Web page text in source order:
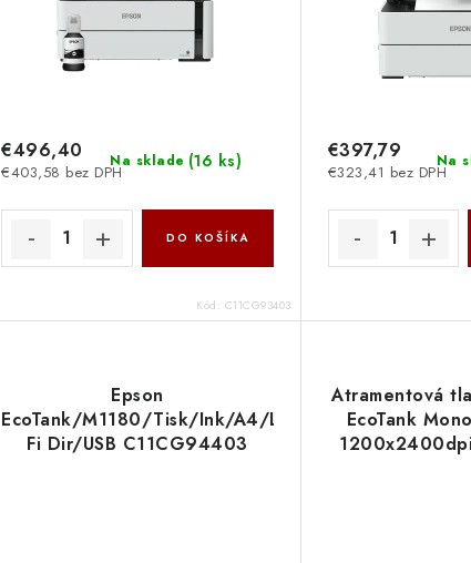
Na sklade (16 ks)
€403,58 bez DPH
€496,40
DO KOŠÍKA
Kód: C11CG93403
Na
€323,41 bez DPH
€397,79
Epson
EcoTank/M1180/Tisk/Ink/A4/LAN/Wi-
Fi Dir/USB C11CG94403
Atramentová
EcoTank